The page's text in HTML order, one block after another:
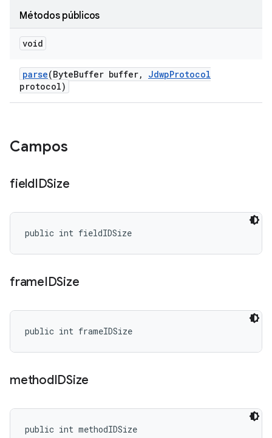
Métodos públicos
void
parse(ByteBuffer buffer, JdwpProtocol
protocol)
Campos
fieldIDSize
public int fieldIDSize
frameIDSize
public int frameIDSize
methodIDSize
public int methodIDSize